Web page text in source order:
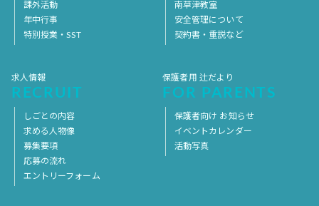
課外活動
年中行事
特別授業・SST
南草津教室
安全管理について
契約書・重説など
求人情報
RECRUIT
しごとの内容
求める人物像
募集要項
応募の流れ
エントリーフォーム
保護者用 辻だより
FOR PARENTS
保護者向け お知らせ
イベントカレンダー
活動写真